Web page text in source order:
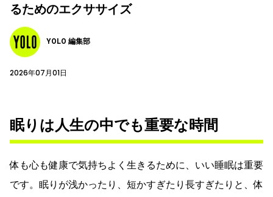
るためのエクササイズ
YOLO 編集部
2026年07月01日
眠りは人生の中でも重要な時間
体も心も健康で気持ちよく生きるために、いい睡眠は重要
です。眠りが浅かったり、短かすぎたり長すぎたりと、体